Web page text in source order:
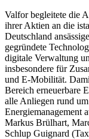
Valfor begleitete die
ihrer Aktien an die
Deutschland
gegründete
digitale Verwaltung
insbesondere für
und E-Mobilität.
Bereich erneuerbare
alle Anliegen rund
Energiemanagement
Markus Brülhart,
Schlup Guignard